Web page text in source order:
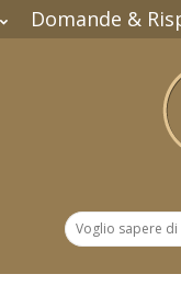
Domande &